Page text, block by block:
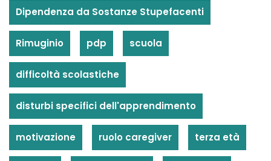
Dipendenza da Sostanze Stupefacenti
Rimuginio pdp scuola
difficoltà scolastiche
disturbi specifici dell'apprendimento
motivazione ruolo caregiver terza età